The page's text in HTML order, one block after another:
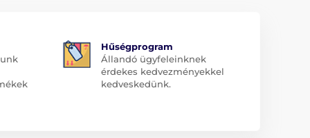
Hűségprogram
Állandó ügyfeleinknek
érdekes kedvezményekkel
kedveskedünk.